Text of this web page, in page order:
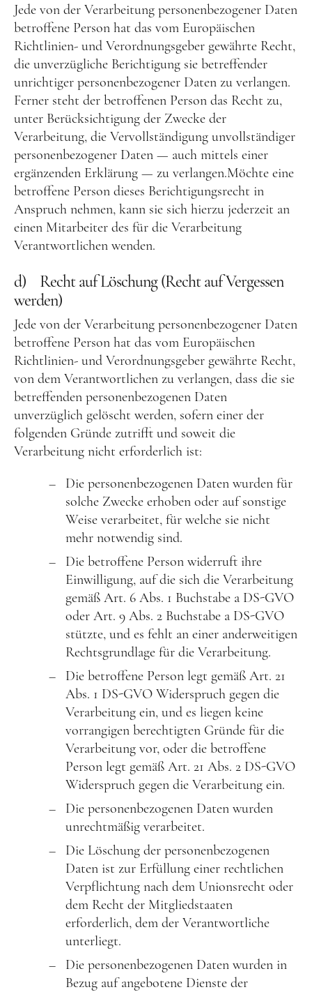
Jede von der Verarbeitung personenbezogener Daten
betroffene Person hat das vom Europäischen
Richtlinien- und Verordnungsgeber gewährte Recht,
die unverzügliche Berichtigung sie betreffender
unrichtiger personenbezogener Daten zu verlangen.
Ferner steht der betroffenen Person das Recht zu,
unter Berücksichtigung der Zwecke der
Verarbeitung, die Vervollständigung unvollständiger
personenbezogener Daten — auch mittels einer
ergänzenden Erklärung — zu verlangen.Möchte eine
betroffene Person dieses Berichtigungsrecht in
Anspruch nehmen, kann sie sich hierzu jederzeit an
einen Mitarbeiter des für die Verarbeitung
Verantwortlichen wenden.
d) Recht auf Löschung (Recht auf Vergessen
werden)
Jede von der Verarbeitung personenbezogener Daten
betroffene Person hat das vom Europäischen
Richtlinien- und Verordnungsgeber gewährte Recht,
von dem Verantwortlichen zu verlangen, dass die sie
betreffenden personenbezogenen Daten
unverzüglich gelöscht werden, sofern einer der
folgenden Gründe zutrifft und soweit die
Verarbeitung nicht erforderlich ist:
Die personenbezogenen Daten wurden für
solche Zwecke erhoben oder auf sonstige
Weise verarbeitet, für welche sie nicht
mehr notwendig sind.
Die betroffene Person widerruft ihre
Einwilligung, auf die sich die Verarbeitung
gemäß Art. 6 Abs. 1 Buchstabe a DS-GVO
oder Art. 9 Abs. 2 Buchstabe a DS-GVO
stützte, und es fehlt an einer anderweitigen
Rechtsgrundlage für die Verarbeitung.
Die betroffene Person legt gemäß Art. 21
Abs. 1 DS-GVO Widerspruch gegen die
Verarbeitung ein, und es liegen keine
vorrangigen berechtigten Gründe für die
Verarbeitung vor, oder die betroffene
Person legt gemäß Art. 21 Abs. 2 DS-GVO
Widerspruch gegen die Verarbeitung ein.
Die personenbezogenen Daten wurden
unrechtmäßig verarbeitet.
Die Löschung der personenbezogenen
Daten ist zur Erfüllung einer rechtlichen
Verpflichtung nach dem Unionsrecht oder
dem Recht der Mitgliedstaaten
erforderlich, dem der Verantwortliche
unterliegt.
Die personenbezogenen Daten wurden in
Bezug auf angebotene Dienste der